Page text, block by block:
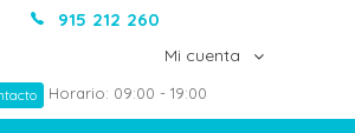
915 212 260
Mi cuenta
Horario: 09:00 - 19:00